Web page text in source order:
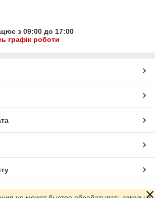
з 09:00 до 17:00
графік роботи
маркетплейсі Prom.ua